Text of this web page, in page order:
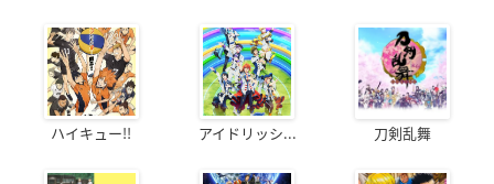
ハイキュー!! アイドリッシ... 刀剣乱舞